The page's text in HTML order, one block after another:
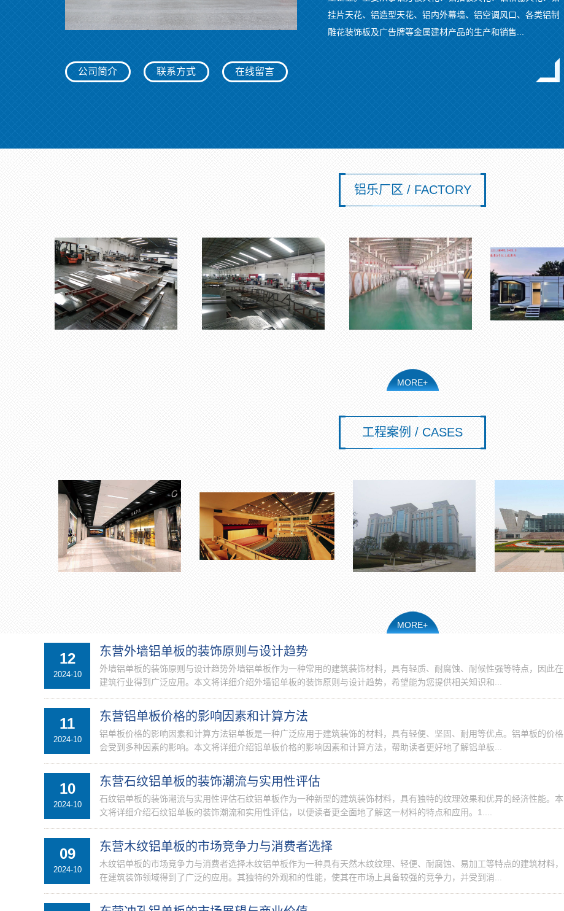
挂片天花、铝造型天花、铝内外幕墙、铝空调风口、各类铝制
雕花装饰板及广告牌等金属建材产品的生产和销售...
公司简介 联系方式 在线留言
铝乐厂区 / FACTORY
MORE+
工程案例 / CASES
MORE+
12
2024-10
东营外墙铝单板的装饰原则与设计趋势
外墙铝单板的装饰原则与设计趋势外墙铝单板作为一种常用的建筑装饰材料，具有轻质、耐腐蚀、耐候性强等特点，因此在
建筑行业得到广泛应用。本文将详细介绍外墙铝单板的装饰原则与设计趋势，希望能为您提供相关知识和...
11
2024-10
东营铝单板价格的影响因素和计算方法
铝单板价格的影响因素和计算方法铝单板是一种广泛应用于建筑装饰的材料，具有轻便、坚固、耐用等优点。铝单板的价格
会受到多种因素的影响。本文将详细介绍铝单板价格的影响因素和计算方法，帮助读者更好地了解铝单板...
10
2024-10
东营石纹铝单板的装饰潮流与实用性评估
石纹铝单板的装饰潮流与实用性评估石纹铝单板作为一种新型的建筑装饰材料，具有独特的纹理效果和优异的经济性能。本
文将详细介绍石纹铝单板的装饰潮流和实用性评估，以便读者更全面地了解这一材料的特点和应用。1....
09
2024-10
东营木纹铝单板的市场竞争力与消费者选择
木纹铝单板的市场竞争力与消费者选择木纹铝单板作为一种具有天然木纹纹理、轻便、耐腐蚀、易加工等特点的建筑材料，
在建筑装饰领域得到了广泛的应用。其独特的外观和的性能，使其在市场上具备较强的竞争力，并受到消...